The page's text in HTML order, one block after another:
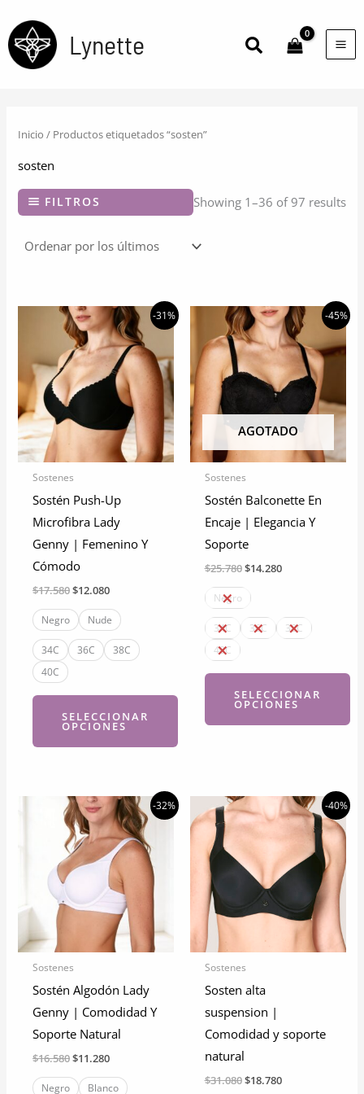
contenido
Lynette Buscar
Inicio / Productos etiquetados “sosten”
sosten
FILTROS Showing 1–36 of 97 results
-31%
Sostenes
Sostén Push-Up
Microfibra Lady
Genny | Femenino Y
Cómodo
$17.580El
original
era:
$17.580.
$12.080El
actual
es:
$12.080.
Negro Nude
34C 36C
38C
40C
SELECCIONAR
OPCIONES
múltiples
variantes.
Las
opciones
se
pueden
elegir
en
la
página
-45%
AGOTADO
Sostenes
Sostén Balconette En
Encaje | Elegancia Y
Soporte
$25.780El
original
$25.780.
$14.280El
$14.280.
Negro
34C 36C
38C
40C
SELECCIONAR
OPCIONES
múltiples
variantes.
Las
opciones
se
pueden
elegir
en
la
de
producto
-32%
Sostenes
Sostén Algodón Lady
Genny | Comodidad Y
Soporte Natural
$16.580El
original
$11.280El
actual
Negro Blanco
-40%
Sostenes
Sosten alta
suspension |
Comodidad y soporte
natural
$31.080El
$18.780El